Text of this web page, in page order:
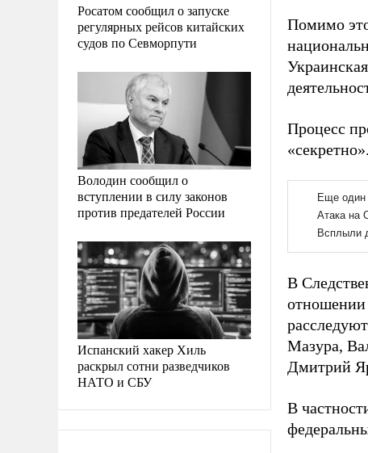
Росатом сообщил о запуске
регулярных рейсов китайских
судов по Севморпути
Володин сообщил о
вступлении в силу законов
против предателей России
Испанский хакер Хиль
раскрыл сотни разведчиков
НАТО и СБУ
Помимо
Процесс
«секретно».
В
отношении
Мазура,
Дмитрий
В